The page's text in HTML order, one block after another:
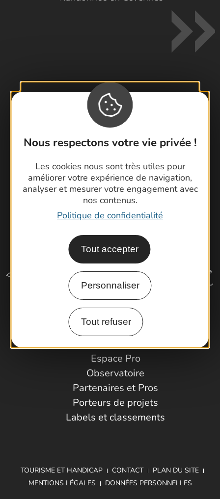
Nous respectons votre vie privée !
Les cookies nous sont très utiles pour
améliorer votre expérience de navigation,
analyser et mesurer votre engagement avec
nos contenus.
Politique de confidentialité
Tout accepter
Personnaliser
Tout refuser
Contactez-nous !
Foire aux questions
Brochures
Cartoguides et Topoguides
Comment venir ?
Espace Pro
Observatoire
Partenaires et Pros
Porteurs de projets
Labels et classements
TOURISME ET HANDICAP CONTACT
PLAN DU SITE
MENTIONS LÉGALES
DONNÉES PERSONNELLES